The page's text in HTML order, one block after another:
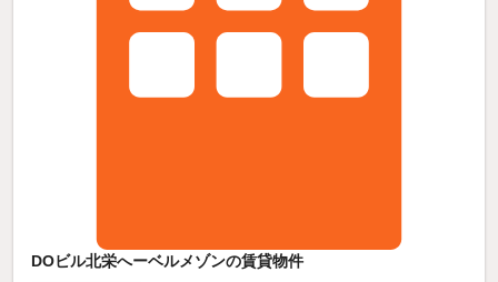
DOビル北栄へーベルメゾンの賃貸物件